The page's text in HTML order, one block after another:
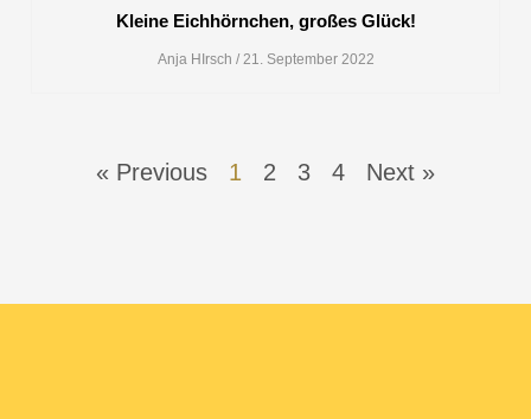
Kleine Eichhörnchen, großes Glück!
Anja HIrsch 21. September 2022
« Previous 1 2 3 4 Next »